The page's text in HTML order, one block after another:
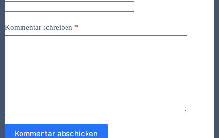
Kommentar schreiben *
Kommentar abschicken